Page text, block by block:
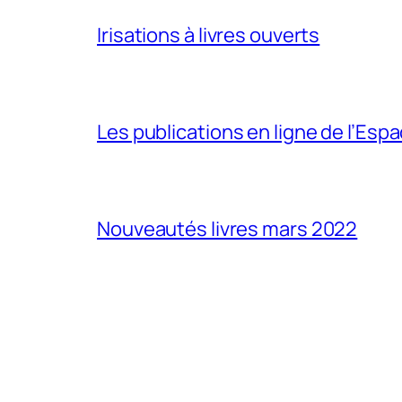
Irisations à livres ouverts
Les publications en ligne de
Nouveautés livres mars 2022